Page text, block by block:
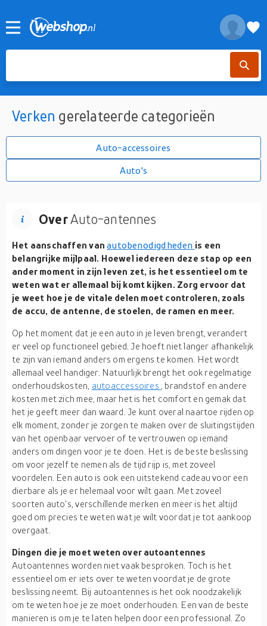
Verken gerelateerde categorieën
Auto-accessoires
Auto's
OverAuto-antennes
Het aanschaffen vanautobenodigdheden is een
belangrijke mijlpaal. Hoewel iedereen deze stap op een
ander moment in zijn leven zet, is het essentieel om te
weten wat er allemaal bij komt kijken. Zorg ervoor dat
je weet hoe je de vitale delen moet controleren, zoals
de accu, de antenne, de stoelen, de ramen en meer.
Op het moment dat je een auto in je leven brengt, verandert
er veel op functioneel gebied. Je hoeft niet langer afhankelijk
te zijn van iemand anders om ergens te komen. Het wordt
allemaal veel handiger. Natuurlijk brengt het ook regelmatige
onderhoudskosten, autoaccessoires
, brandstof en andere
kosten met zich mee, maar het is het comfort en gemak dat
het je geeft meer dan waard. Je kunt overal naartoe rijden op
elk moment, zonder je zorgen te maken over de sluitingstijden
van het openbaar vervoer of te vertrouwen op iemand
anders om dingen voor je te doen. Het is de beste beslissing
om voor jezelf te nemen als de tijd rijp is, met zoveel
voordelen. Een auto is ook een uitstekend cadeau voor een
dierbare als je er helemaal voor wilt gaan. Met zoveel
soorten auto's, verschillende merken en meer is het altijd
goed om precies te weten wat je wilt voordat je tot aankoop
overgaat.
Dingen die je moet weten over autoantennes
Autoantennes worden niet vaak besproken. Toch is het
essentieel om er iets over te weten voordat je de grote
beslissing neemt. Bij autoantennes is het ook noodzakelijk
om te weten hoe je ze moet onderhouden. Een van de beste
manieren is om je te laten helpen door een professional. Zo